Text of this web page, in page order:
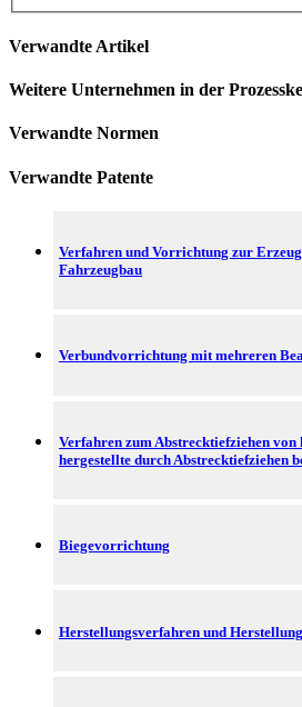
Verwandte Artikel
Weitere Unternehmen in der
Verwandte Normen
Verwandte Patente
Verfahren und Vorrichtung zur
Fahrzeugbau
Verbundvorrichtung mit mehreren
Verfahren zum Abstrecktiefziehen
hergestellte durch Abstrecktiefziehen
Biegevorrichtung
Herstellungsverfahren und